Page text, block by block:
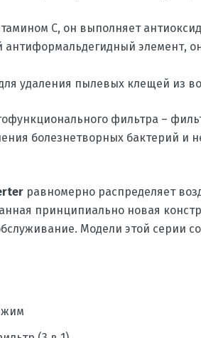
С, он выполняет
антиформальдегидный элемент,
удаления пылевых клещей из
фильтра –
болезнетворных бактерий и
равномерно распределяет
принципиально новая
Модели этой серии